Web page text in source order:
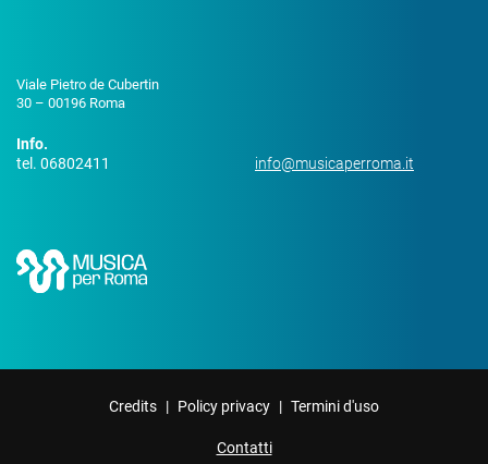
Viale Pietro de Cubertin
30 – 00196 Roma
Info.
tel. 06802411
info@musicaperroma.it
Credits | Policy privacy | Termini d'uso
Contatti